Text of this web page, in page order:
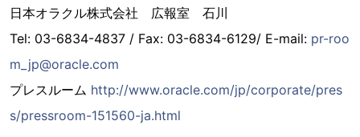
日本オラクル株式会社 広報室 石川
Tel: 03-6834-4837 / Fax: 03-6834-6129/ E-mail: pr-roo
m_jp@oracle.com
プレスルーム http://www.oracle.com/jp/corporate/pres
s/pressroom-151560-ja.html